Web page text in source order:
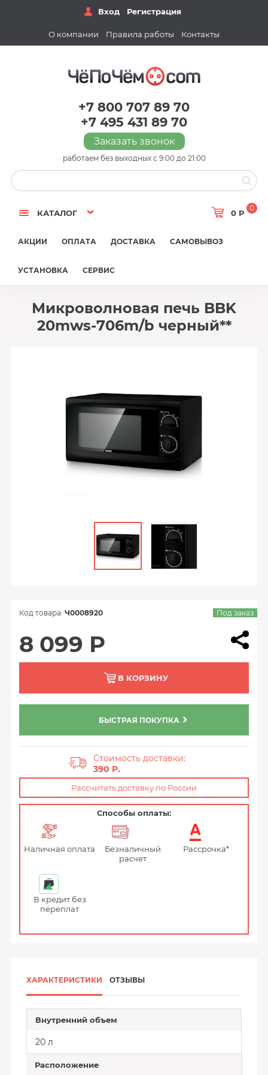
Вход Регистрация
О компании Правила работы Контакты
+7 800 707 89 70
+7 495 431 89 70
Заказать звонок
работаем без выходных с 9:00 до 21:00
КАТАЛОГ 0 Р
0
АКЦИИ ОПЛАТА ДОСТАВКА САМОВЫВОЗ
УСТАНОВКА СЕРВИС
Микроволновая печь BBK
20mws-706m/b черный**
Код товара: Ч0008920 Под заказ
8 099 Р
В КОРЗИНУ
БЫСТРАЯ ПОКУПКА
Стоимость доставки:
390 P.
Рассчитать доставку по России
Способы оплаты:
Наличная оплата
Безналичный
расчет
Рассрочка*
В кредит без
переплат
ХАРАКТЕРИСТИКИ ОТЗЫВЫ
Внутренний объем
20 л
Расположение